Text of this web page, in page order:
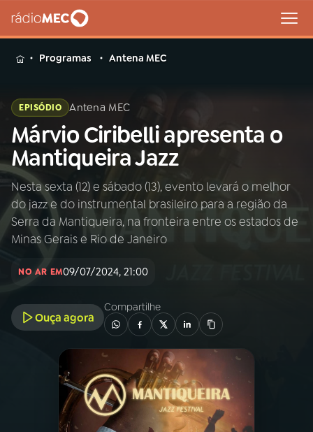
MENU
Buscar
na
Rádio
MEC
Buscar
Início AO VIVO
PROGRAMAÇÃO
PROGRAMAS
Programas Antena MEC
EPISÓDIO Antena MEC
Márvio Ciribelli apresenta o
Mantiqueira Jazz
Nesta sexta (12) e sábado (13), evento levará o melhor
do jazz e do instrumental brasileiro para a região da
Serra da Mantiqueira, na fronteira entre os estados de
Minas Gerais e Rio de Janeiro
NO AR EM09/07/2024, 21:00
Ouça agora
Compartilhe